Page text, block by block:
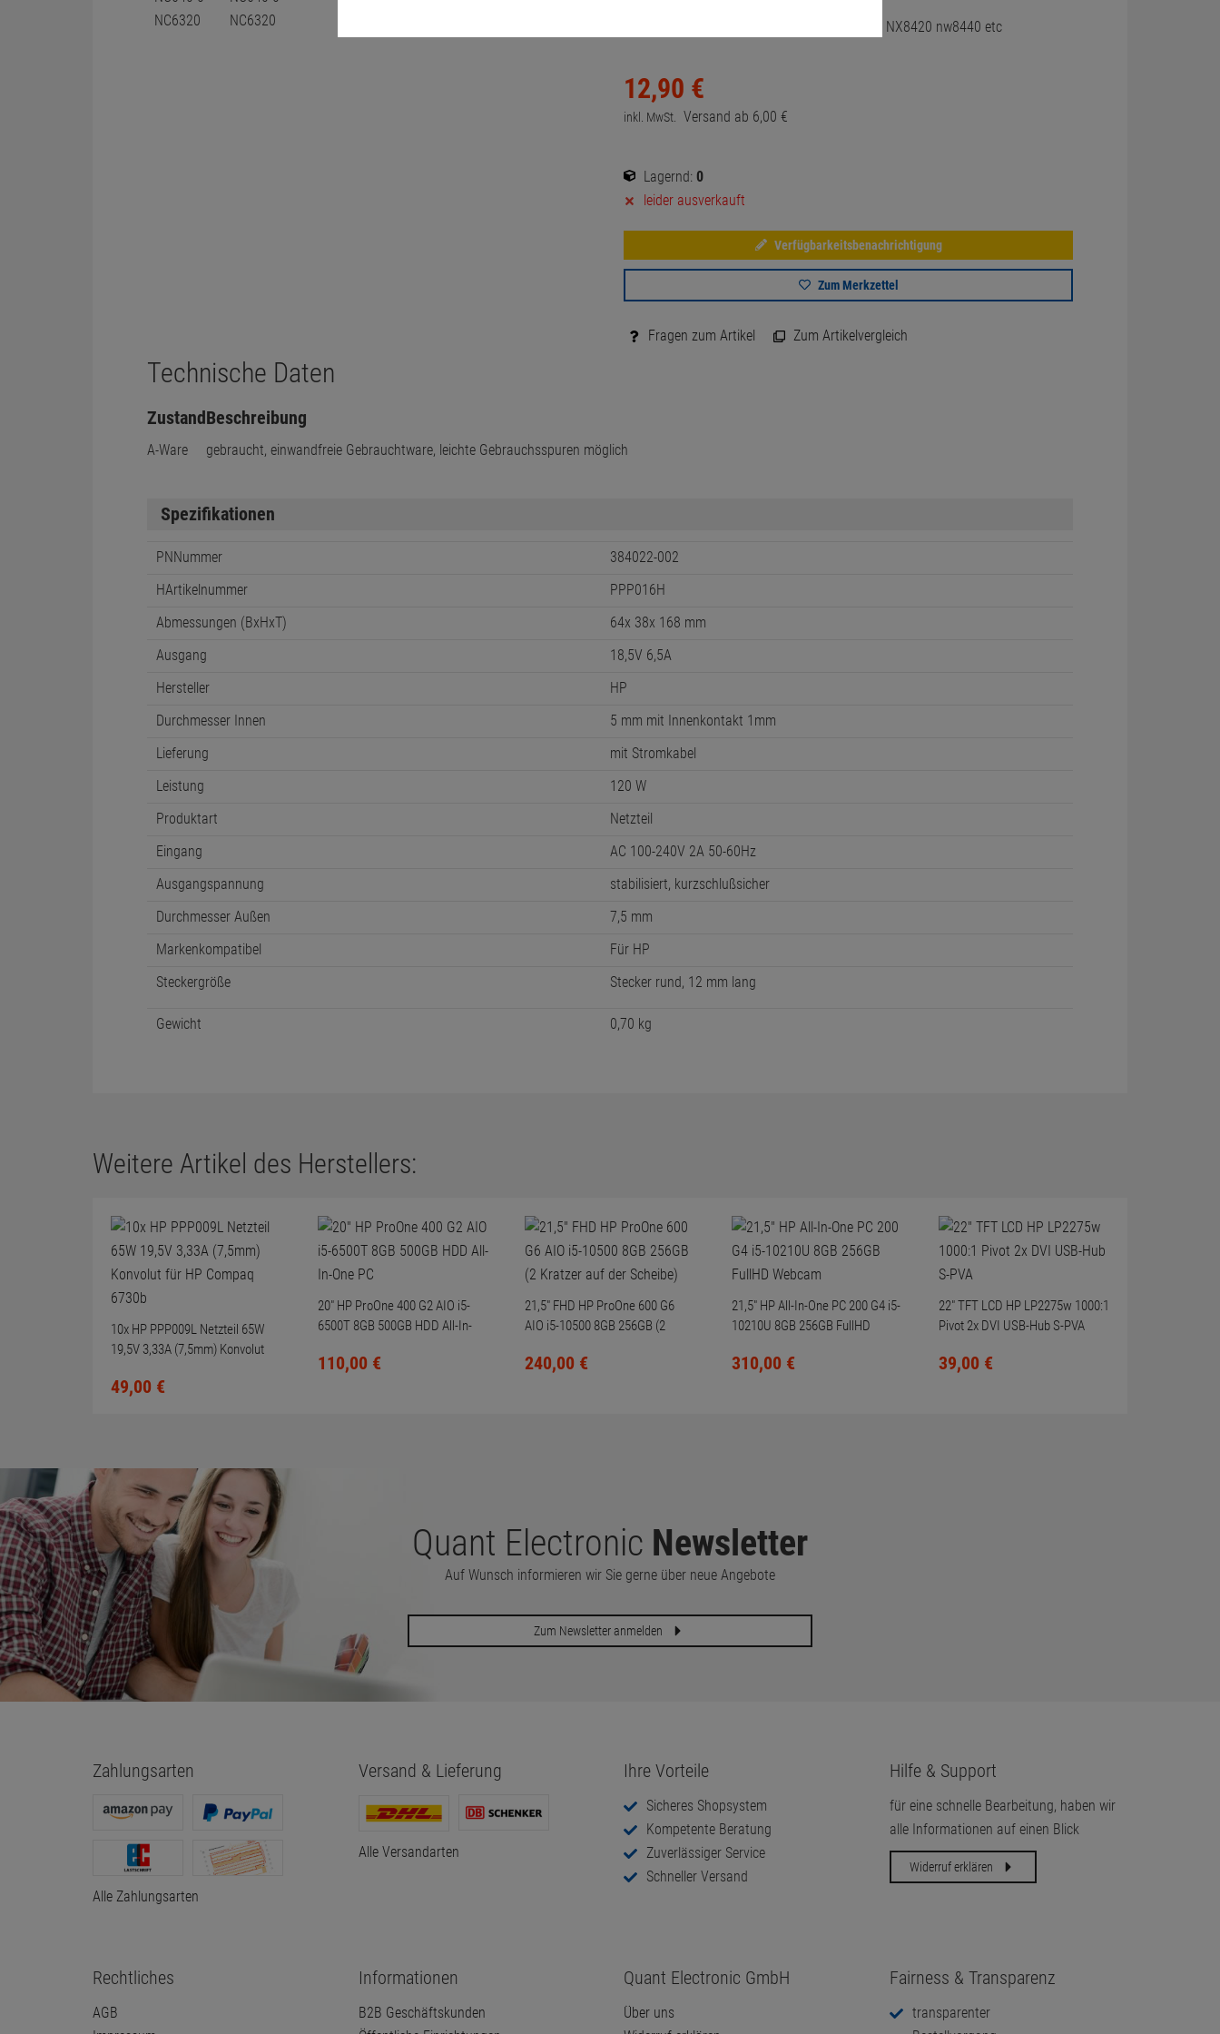
120W für EN488AA NC2400 NC8430 TC4400 NX8420 nw8440 etc
12,90 €
inkl. MwSt. Versand ab 6,00 €
Lagernd: 0
leider ausverkauft
Verfügbarkeitsbenachrichtigung
Zum Merkzettel
Fragen zum Artikel Zum Artikelvergleich
Technische Daten
Zustand
A-Ware
Beschreibung
gebraucht, einwandfreie Gebrauchtware, leichte Gebrauchsspuren möglich
Spezifikationen
PNNummer
384022-002
HArtikelnummer
PPP016H
Abmessungen (BxHxT)
64x 38x 168 mm
Ausgang
18,5V 6,5A
Hersteller
HP
Durchmesser Innen
5 mm mit Innenkontakt 1mm
Lieferung
mit Stromkabel
Leistung
120 W
Produktart
Netzteil
Eingang
AC 100-240V 2A 50-60Hz
Ausgangspannung
stabilisiert, kurzschlußsicher
Durchmesser Außen
7,5 mm
Markenkompatibel
Für HP
Steckergröße
Stecker rund, 12 mm lang
Gewicht 0,70 kg
Weitere Artikel des Herstellers:
10x HP PPP009L Netzteil 65W
19,5V 3,33A (7,5mm) Konvolut
49,00 €
20" HP ProOne 400 G2 AIO i5-
6500T 8GB 500GB HDD All-In-
110,00 €
21,5" FHD HP ProOne 600 G6
AIO i5-10500 8GB 256GB (2
240,00 €
21,5" HP All-In-One PC 200 G4 i5-
10210U 8GB 256GB FullHD
310,00 €
22" TFT LCD HP LP2275w 1000:1
Pivot 2x DVI USB-Hub S-PVA
39,00 €
Quant Electronic Newsletter
Auf Wunsch informieren wir Sie gerne über neue Angebote
Zum Newsletter anmelden
Zahlungsarten
Alle Zahlungsarten
Versand & Lieferung
Alle Versandarten
Ihre Vorteile
Sicheres Shopsystem
Kompetente Beratung
Zuverlässiger Service
Schneller Versand
Hilfe & Support
für eine schnelle Bearbeitung, haben wir
alle Informationen auf einen Blick
Widerruf erklären
Rechtliches
AGB
Informationen
B2B Geschäftskunden
Quant Electronic GmbH
Über uns
Fairness & Transparenz
transparenter